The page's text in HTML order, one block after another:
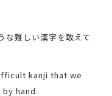
な難しい漢字を敢えて
kanji that we
hand.